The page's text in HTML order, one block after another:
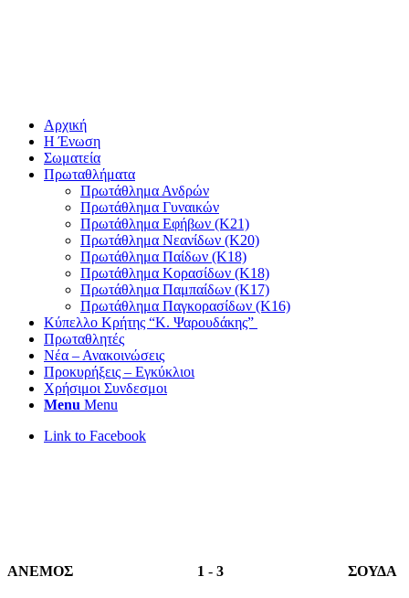
Αρχική
Η Ένωση
Σωματεία
Πρωταθλήματα
Πρωτάθλημα Ανδρών
Πρωτάθλημα Γυναικών
Πρωτάθλημα Εφήβων (Κ21)
Πρωτάθλημα Νεανίδων (Κ20)
Πρωτάθλημα Παίδων (Κ18)
Πρωτάθλημα Κορασίδων (Κ18)
Πρωτάθλημα Παμπαίδων (Κ17)
Πρωτάθλημα Παγκορασίδων (Κ16)
Κύπελλο Κρήτης “Κ. Ψαρουδάκης”
Πρωταθλητές
Νέα – Ανακοινώσεις
Προκυρήξεις – Εγκύκλιοι
Χρήσιμοι Συνδεσμοι
Menu Menu
Link to Facebook
ΑΝΕΜΟΣ 1 - 3 ΣΟΥΔΑ